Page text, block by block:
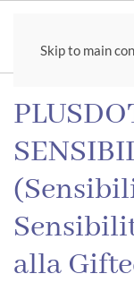
Skip to main
alla